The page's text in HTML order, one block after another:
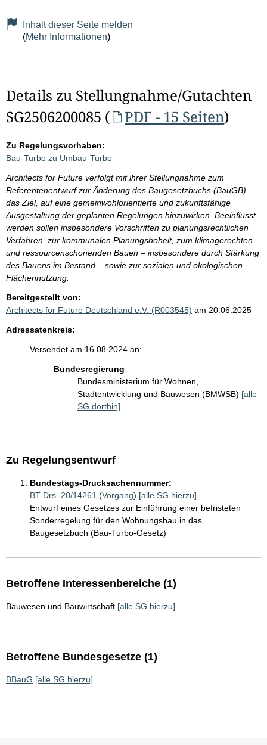
Inhalt dieser Seite melden
(Mehr Informationen)
Details zu Stellungnahme/Gutachten
SG2506200085 (
PDF - 15 Seiten)
Zu Regelungsvorhaben:
Bau-Turbo zu Umbau-Turbo
Architects for Future verfolgt mit ihrer Stellungnahme zum
Referentenentwurf zur Änderung des Baugesetzbuchs (BauGB)
das Ziel, auf eine gemeinwohlorientierte und zukunftsfähige
Ausgestaltung der geplanten Regelungen hinzuwirken. Beeinflusst
werden sollen insbesondere Vorschriften zu planungsrechtlichen
Verfahren, zur kommunalen Planungshoheit, zum klimagerechten
und ressourcenschonenden Bauen – insbesondere durch Stärkung
des Bauens im Bestand – sowie zur sozialen und ökologischen
Flächennutzung.
Bereitgestellt von:
Architects for Future Deutschland e.V. (R003545) am 20.06.2025
Adressatenkreis:
Versendet am 16.08.2024 an:
Bundesregierung
Bundesministerium für Wohnen,
Stadtentwicklung und Bauwesen (BMWSB) [alle
SG dorthin]
Zu Regelungsentwurf
Bundestags-Drucksachennummer:
BT-Drs. 20/14261 (Vorgang) [alle SG hierzu]
Entwurf eines Gesetzes zur Einführung einer befristeten
Sonderregelung für den Wohnungsbau in das
Baugesetzbuch (Bau-Turbo-Gesetz)
Betroffene Interessenbereiche (1)
Bauwesen und Bauwirtschaft [alle SG hierzu]
Betroffene Bundesgesetze (1)
BBauG [alle SG hierzu]